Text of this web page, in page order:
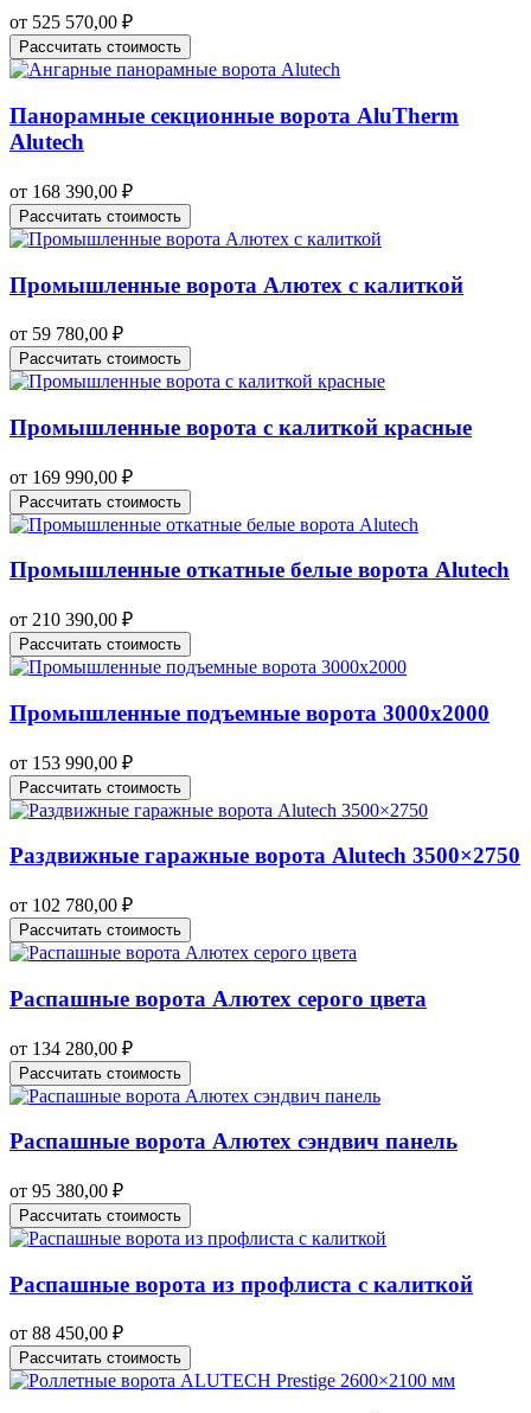
от 525 570,00 ₽
Рассчитать стоимость
Панорамные секционные ворота AluTherm
Alutech
от 168 390,00 ₽
Рассчитать стоимость
Промышленные ворота Алютех с калиткой
от 59 780,00 ₽
Рассчитать стоимость
Промышленные ворота с калиткой красные
от 169 990,00 ₽
Рассчитать стоимость
Промышленные откатные белые ворота Alutech
от 210 390,00 ₽
Рассчитать стоимость
Промышленные подъемные ворота 3000х2000
от 153 990,00 ₽
Рассчитать стоимость
Раздвижные гаражные ворота Alutech 3500×2750
от 102 780,00 ₽
Рассчитать стоимость
Распашные ворота Алютех серого цвета
от 134 280,00 ₽
Рассчитать стоимость
Распашные ворота Алютех сэндвич панель
от 95 380,00 ₽
Рассчитать стоимость
Распашные ворота из профлиста с калиткой
от 88 450,00 ₽
Рассчитать стоимость